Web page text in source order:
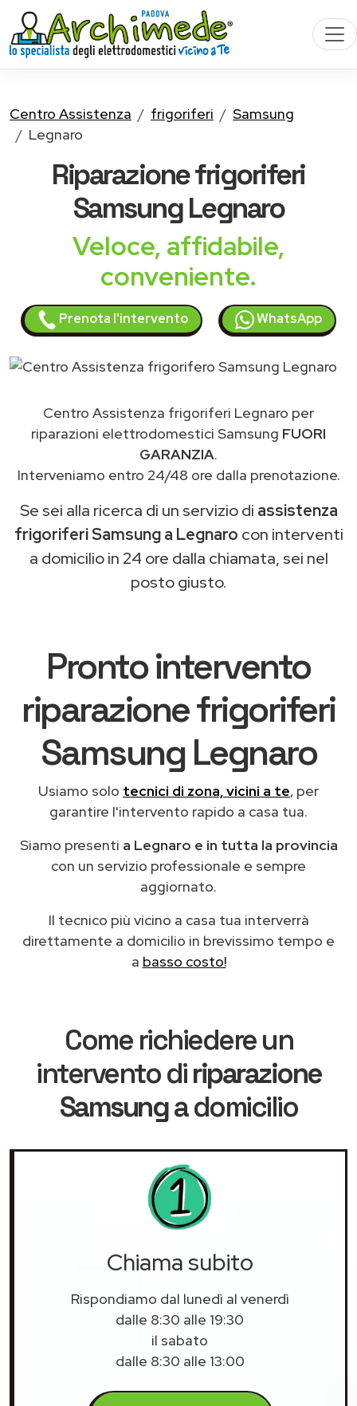
Centro Assistenza frigoriferi
Samsung
Legnaro
Riparazionefrigoriferi
SamsungLegnaro
Veloce, affidabile,
conveniente.
Prenota l'intervento WhatsApp
Centro Assistenza frigoriferi Legnaro per
riparazioni elettrodomestici Samsung FUORI
GARANZIA.
Interveniamo entro 24/48 ore dalla prenotazione.
Se sei alla ricerca di un servizio di assistenza
frigoriferi Samsung a Legnaro con interventi
a domicilio in 24 ore dalla chiamata, sei nel
posto giusto.
Pronto intervento
riparazione frigoriferi
Samsung Legnaro
Usiamo solo tecnici di zona, vicini a te, per
garantire l'intervento rapido a casa tua.
Siamo presenti a Legnaro e in tutta la provincia
con un servizio professionale e sempre
aggiornato.
Il tecnico più vicino a casa tua interverrà
direttamente a domicilio in brevissimo tempo e
a basso costo!
Come richiedere un
intervento diriparazione
Samsunga domicilio
Chiama subito
Rispondiamo dal lunedì al venerdì
dalle 8:30 alle 19:30
il sabato
dalle 8:30 alle 13:00